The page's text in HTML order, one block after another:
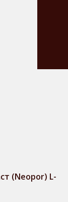
(Neopor) L-